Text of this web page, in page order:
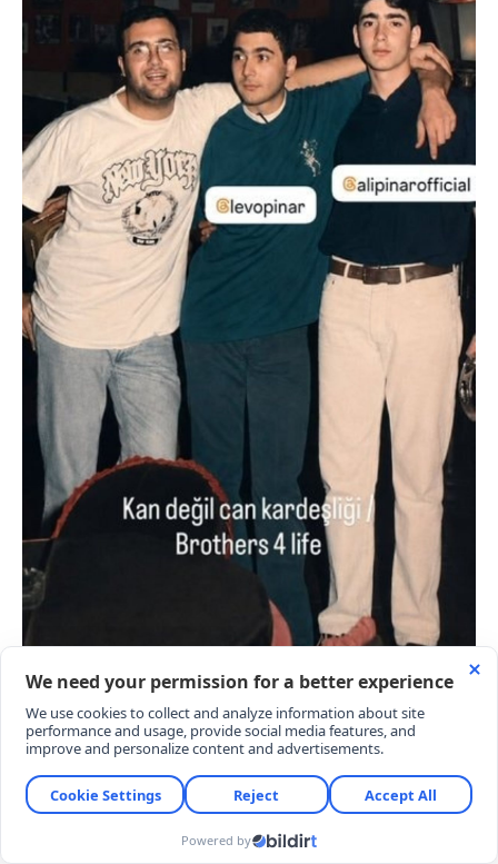
Somer şefin eski ve yeni hali arasındaki değişime
dikkat çeken takipçileri “Yıllar ne kadar değiştirmiş”